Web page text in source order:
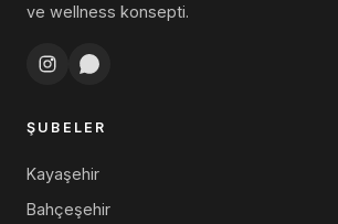
ve wellness konsepti.
ŞUBELER
Kayaşehir
Bahçeşehir